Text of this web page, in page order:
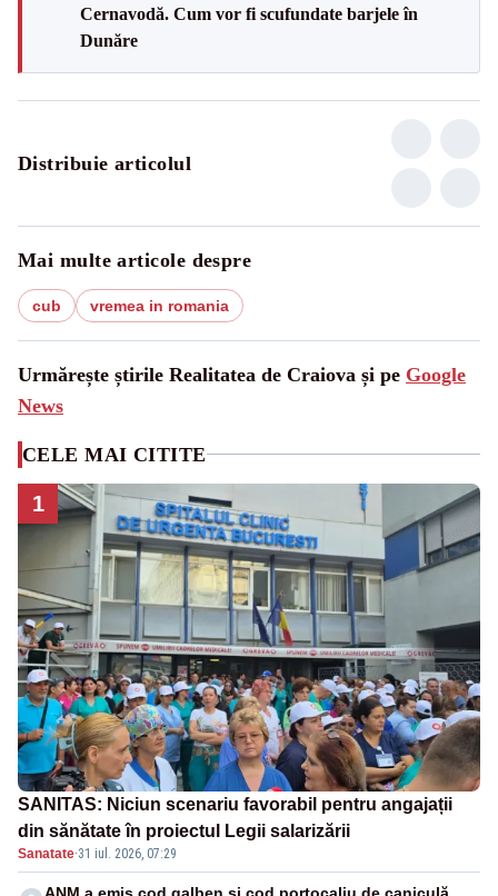
Cernavodă. Cum vor fi scufundate barjele în
Dunăre
Distribuie articolul
Mai multe articole despre
cub vremea in romania
Urmărește știrile Realitatea de Craiova și pe Google
News
CELE MAI CITITE
1
SANITAS: Niciun scenariu favorabil pentru angajații
din sănătate în proiectul Legii salarizării
Sanatate·31 iul. 2026, 07:29